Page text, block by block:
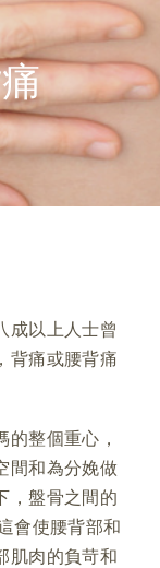
成以上人士曾
背痛或腰背痛
整個重心，
間和為分娩做
，盤骨之間的
會使腰背部和
肌肉的負苛和